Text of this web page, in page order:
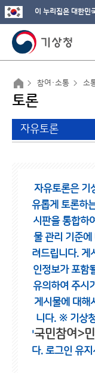
이 누리집은 대한민
참여·소통 소
토론
자유토론
자유토론은 기
유롭게 토론하
시판을 통합하
물 관리 기준에
려드립니다. 게
인정보가 포함
유의하여 주시
게시물에 대해
니다. ※ 기상
'국민참여>
다. 로그인 유